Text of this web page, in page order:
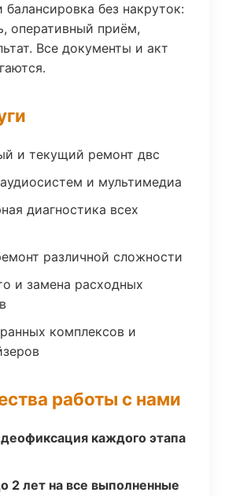
без накруток:
оперативный приём,
Все документы и акт
и текущий ремонт двс
и мультимедиа
диагностика всех
различной сложности
и замена расходных
комплексов и
работы с нами
каждого этапа
2 лет на все выполненные